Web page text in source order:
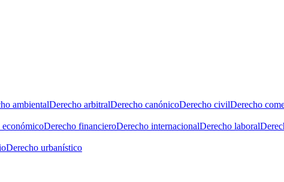
ambientalDerecho arbitralDerecho canónicoDerecho civilDerecho
económicoDerecho financieroDerecho internacionalDerecho laboral
Derecho urbanístico